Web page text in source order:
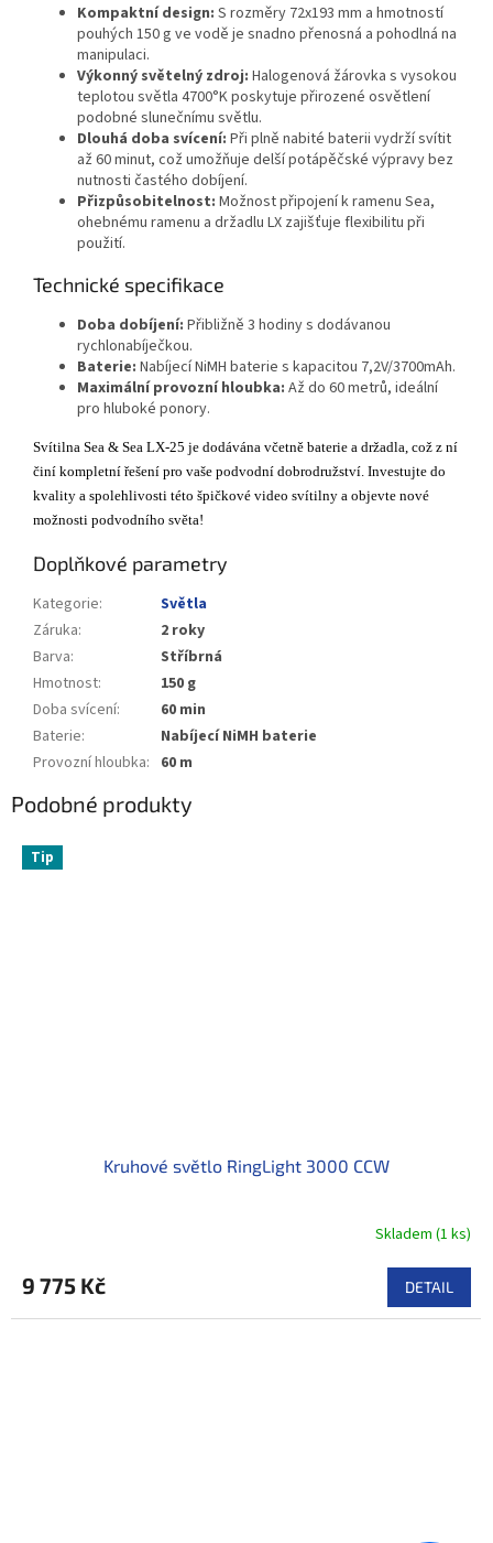
Kompaktní design: S rozměry 72x193 mm a hmotností
pouhých 150 g ve vodě je snadno přenosná a pohodlná na
manipulaci.
Výkonný světelný zdroj: Halogenová žárovka s vysokou
teplotou světla 4700°K poskytuje přirozené osvětlení
podobné slunečnímu světlu.
Dlouhá doba svícení: Při plně nabité baterii vydrží svítit
až 60 minut, což umožňuje delší potápěčské výpravy bez
nutnosti častého dobíjení.
Přizpůsobitelnost: Možnost připojení k ramenu Sea,
ohebnému ramenu a držadlu LX zajišťuje flexibilitu při
použití.
Technické specifikace
Doba dobíjení: Přibližně 3 hodiny s dodávanou
rychlonabíječkou.
Baterie: Nabíjecí NiMH baterie s kapacitou 7,2V/3700mAh.
Maximální provozní hloubka: Až do 60 metrů, ideální
pro hluboké ponory.
Svítilna Sea & Sea LX-25 je dodávána včetně baterie a držadla, což z ní
činí kompletní řešení pro vaše podvodní dobrodružství. Investujte do
kvality a spolehlivosti této špičkové video svítilny a objevte nové
možnosti podvodního světa!
Doplňkové parametry
Kategorie:
Světla
Záruka:
2 roky
Barva:
Stříbrná
Hmotnost:
150 g
Doba svícení:
60 min
Baterie:
Nabíjecí NiMH baterie
Provozní hloubka: 60 m
Podobné produkty
Tip
Kruhové světlo RingLight 3000 CCW
Skladem (1 ks)
9 775 Kč DETAIL